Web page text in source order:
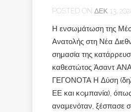
POSTED ON ΔΕΚ 13,
Η ενσωμάτωση της
Ανατολής στη Νέα
σημασία της
καθεστώτος Άσαντ
ΓΕΓΟΝΟΤΑ Η Δύση
ΕΕ και κoμπανία),
αναμενόταν, ξέσπασε